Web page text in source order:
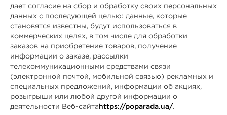
дает согласие на сбор и обработку своих персональных
данных с последующей целью: данные, которые
становятся известны, будут использоваться в
коммерческих целях, в том числе для обработки
заказов на приобретение товаров, получение
информации о заказе, рассылки
телекоммуникационными средствами связи
(электронной почтой, мобильной связью) рекламных и
специальных предложений, информации об акциях,
розыгрыши или любой другой информации о
деятельности Веб-сайтаhttps://poparada.ua/.